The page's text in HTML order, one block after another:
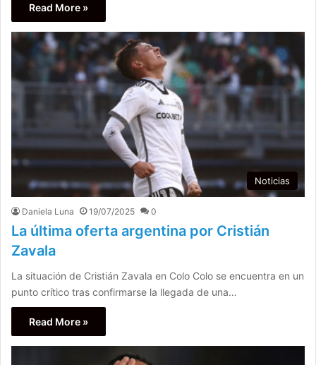
Read More »
Noticias
Daniela Luna 19/07/2025 0
La última oferta argentina por Cristián
Zavala
La situación de Cristián Zavala en Colo Colo se encuentra en un
punto crítico tras confirmarse la llegada de una…
Read More »